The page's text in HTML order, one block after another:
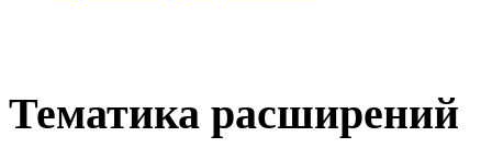
Тематика расширений